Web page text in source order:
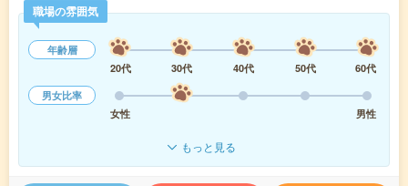
職場の雰囲気
年齢層
20代
30代 40代 50代
60代
男女比率
女性
男性
もっと見る